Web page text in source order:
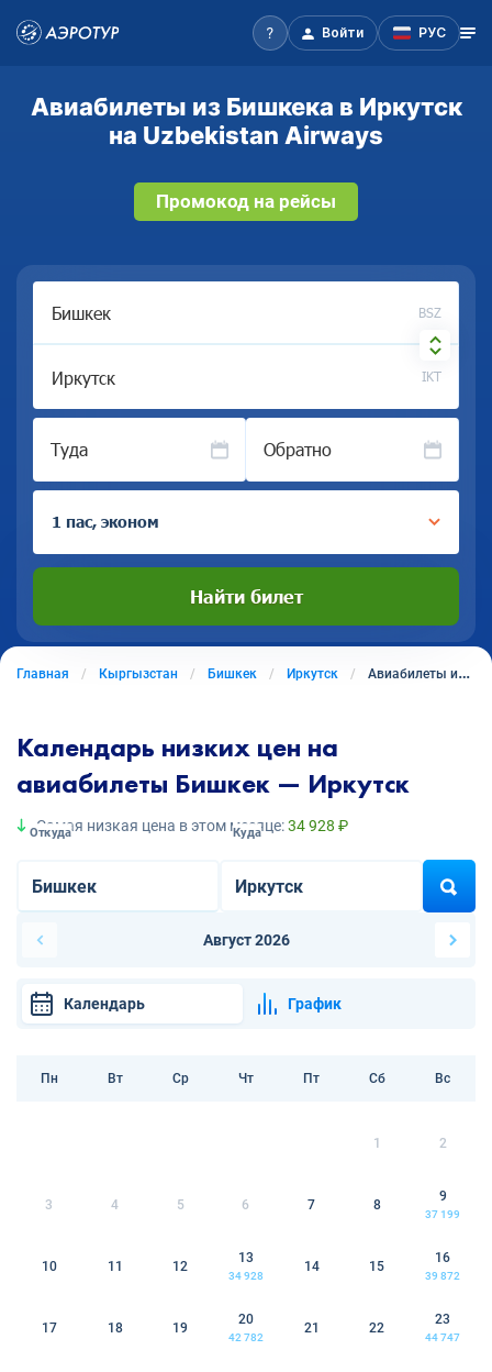
Войти РУС
Авиабилеты из Бишкека в Иркутск
на Uzbekistan Airways
Промокод на рейсы
BSZ
IKT
Туда Обратно
1 пас, эконом
Найти билет
Главная Кыргызстан Бишкек Иркутск Авиабилеты из Бишкека в Иркутск
Календарь низких цен на
авиабилеты Бишкек — Иркутск
Самая низкая цена в этом месяце:34 928 ₽
Откуда Куда
Август 2026
Календарь График
Пн Вт Ср Чт Пт Сб Вс
1 2
3 4 5 6 7 8
9
37 199
10 11 12
13
34 928
14 15
16
39 872
17 18 19
20
42 782
21 22
23
44 747